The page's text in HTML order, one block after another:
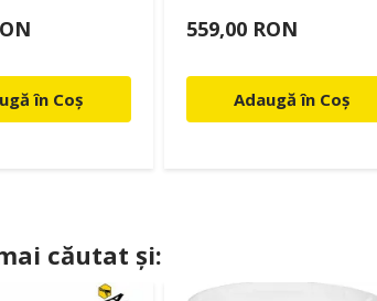
în Coș
559,00 RON
Adaugă în Coș
căutat și: